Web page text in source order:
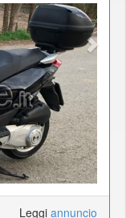
Leggi annuncio